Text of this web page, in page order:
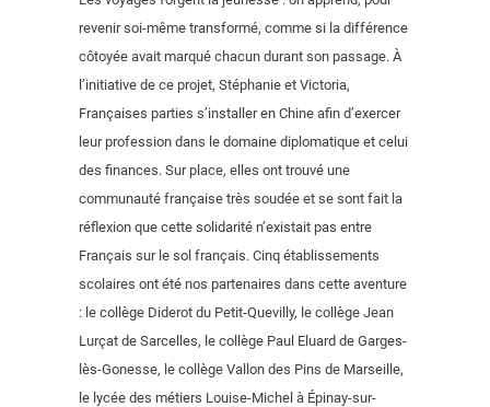
revenir soi-même transformé, comme si la différence
côtoyée avait marqué chacun durant son passage. À
l’initiative de ce projet, Stéphanie et Victoria,
Françaises parties s’installer en Chine afin d’exercer
leur profession dans le domaine diplomatique et celui
des finances. Sur place, elles ont trouvé une
communauté française très soudée et se sont fait la
réflexion que cette solidarité n’existait pas entre
Français sur le sol français. Cinq établissements
scolaires ont été nos partenaires dans cette aventure
: le collège Diderot du Petit-Quevilly, le collège Jean
Lurçat de Sarcelles, le collège Paul Eluard de Garges-
lès-Gonesse, le collège Vallon des Pins de Marseille,
le lycée des métiers Louise-Michel à Épinay-sur-